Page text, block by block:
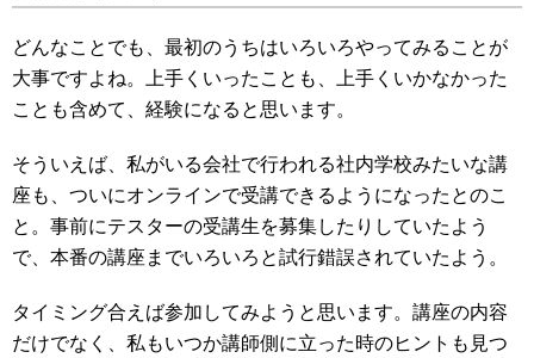
どんなことでも、最初のうちはいろいろやってみることが
大事ですよね。上手くいったことも、上手くいかなかった
ことも含めて、経験になると思います。
そういえば、私がいる会社で行われる社内学校みたいな講
座も、ついにオンラインで受講できるようになったとのこ
と。事前にテスターの受講生を募集したりしていたよう
で、本番の講座までいろいろと試行錯誤されていたよう。
タイミング合えば参加してみようと思います。講座の内容
だけでなく、私もいつか講師側に立った時のヒントも見つ